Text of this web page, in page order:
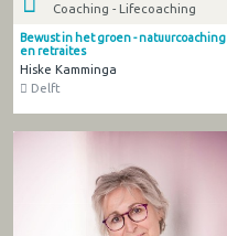
Coaching - Lifecoaching
Bewust in het groen - natuurcoaching
en retraites
Hiske Kamminga
Delft